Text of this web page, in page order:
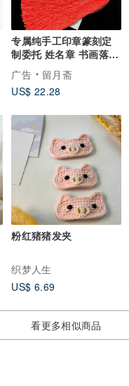
专属纯手工印章篆刻定
制委托 姓名章 书画落款
印 花押
广告
留月斋
US$ 22.28
粉红猪猪发夹
织梦人生
US$ 6.69
看更多相似商品